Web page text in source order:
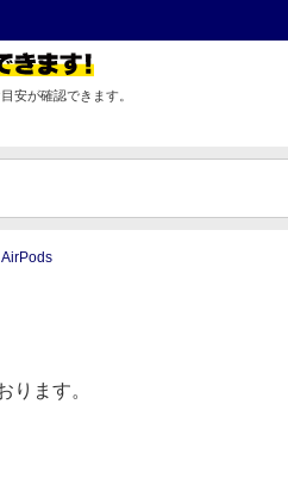
安が確認できます。
AirPods
ります。